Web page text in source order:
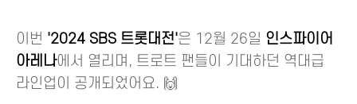
이번 '2024 SBS 트롯대전'은 12월 26일 인스파이어
아레나에서 열리며, 트로트 팬들이 기대하던 역대급
라인업이 공개되었어요. 🙌